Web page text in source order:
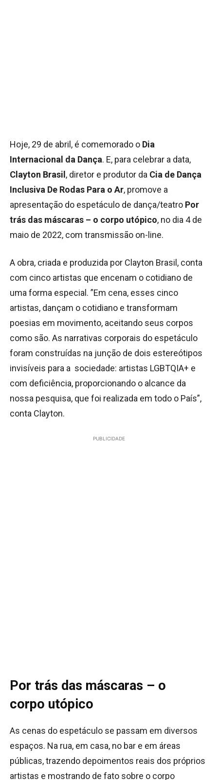
Hoje, 29 de abril, é comemorado o Dia
Internacional da Dança. E, para celebrar a data,
Clayton Brasil , diretor e produtor da Cia de Dança
Inclusiva De Rodas Para o Ar, promove a
apresentação do espetáculo de dança/teatro Por
trás das máscaras – o corpo utópico, no dia 4 de
maio de 2022, com transmissão on-line.
A obra, criada e produzida por Clayton Brasil, conta
com cinco artistas que encenam o cotidiano de
uma forma especial. ”Em cena, esses cinco
artistas, dançam o cotidiano e transformam
poesias em movimento, aceitando seus corpos
como são. As narrativas corporais do espetáculo
foram construídas na junção de dois estereótipos
invisíveis para a sociedade: artistas LGBTQIA+ e
com deficiência, proporcionando o alcance da
nossa pesquisa, que foi realizada em todo o País”,
conta Clayton.
PUBLICIDADE
Por trás das máscaras – o
corpo utópico
As cenas do espetáculo se passam em diversos
espaços. Na rua, em casa, no bar e em áreas
públicas, trazendo depoimentos reais dos próprios
artistas e mostrando de fato sobre o corpo